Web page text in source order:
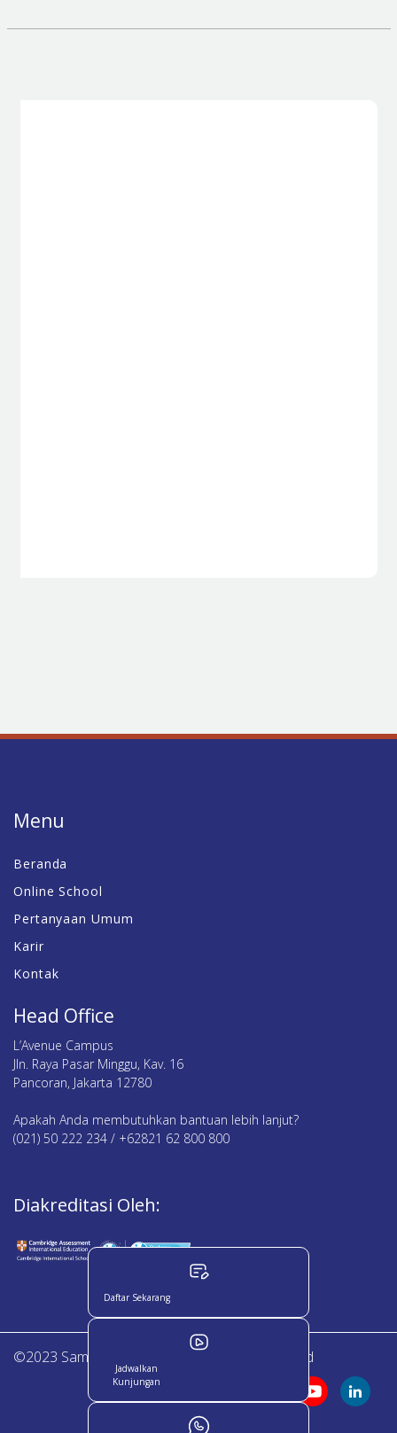
Menu
Beranda
Online School
Pertanyaan Umum
Karir
Kontak
Head Office
L’Avenue Campus
Jln. Raya Pasar Minggu, Kav. 16
Pancoran, Jakarta 12780
Apakah Anda membutuhkan bantuan lebih lanjut?
(021) 50 222 234 / +62821 62 800 800
Diakreditasi Oleh:
©2023 Sampoerna Academy. All Right Reserved
Daftar Sekarang
Jadwalkan
Kunjungan